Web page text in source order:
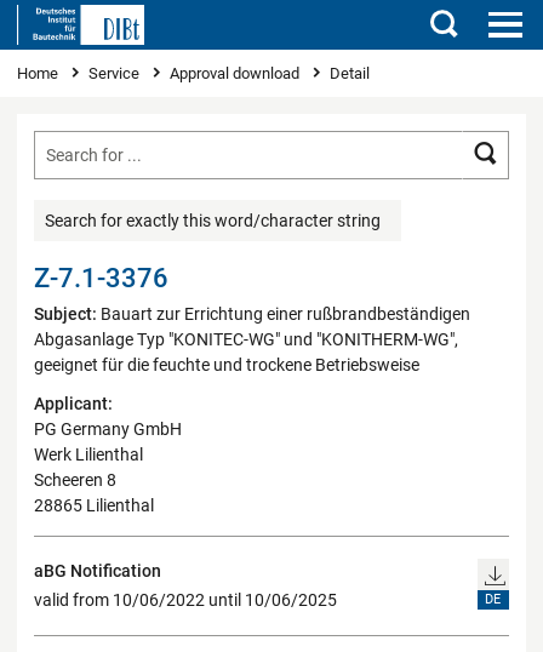
Search
You are here
Home Service Approval download Detail
Search for exactly this word/character string
Z-7.1-3376
Subject: Bauart zur Errichtung einer rußbrandbeständigen
Abgasanlage Typ "KONITEC-WG" und "KONITHERM-WG",
geeignet für die feuchte und trockene Betriebsweise
Applicant:
PG Germany GmbH
Werk Lilienthal
Scheeren 8
28865 Lilienthal
aBG Notification
valid from 10/06/2022 until 10/06/2025
DE